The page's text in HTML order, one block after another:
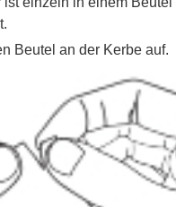
Beutel an der Kerbe auf.